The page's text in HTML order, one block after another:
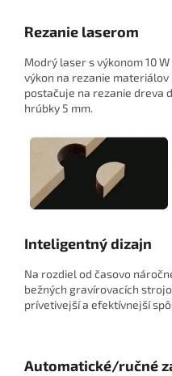
Rezanie laserom
Modrý laser s výkonom 10
výkon na rezanie
postačuje na rezanie dreva
hrúbky 5 mm.
Inteligentný dizajn
Na rozdiel od časovo
bežných gravírovacích
prívetivejší a efektívnejší
Automatické/ručné